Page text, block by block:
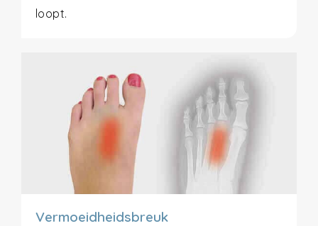
loopt.
Vermoeidheidsbreuk